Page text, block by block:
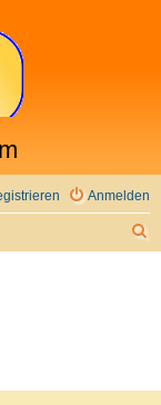
Anmelden